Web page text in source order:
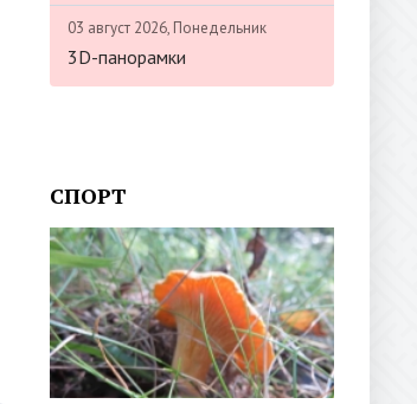
03 август 2026, Понедельник
3D-панорамки
СПОРТ